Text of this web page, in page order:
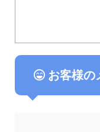
お客様の